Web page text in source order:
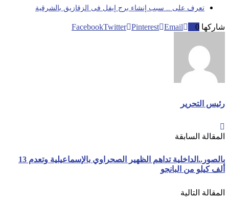
تعرف على .. سبب إنشاء برج إيفل فى الزقازيق بالشرقية
شاركها 0
FacebookTwitter Pinterest Email
رئيس التحرير
المقالة السابقة
بالصور..الداخلية تداهم الظهير الصحراوي بالإسماعيلية وتعدم 13
ألف كيلو من البانجو
المقالة التالية